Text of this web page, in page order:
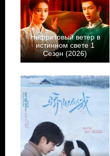
Нефритовый ветер в
истинном свете 1
Сезон (2026)